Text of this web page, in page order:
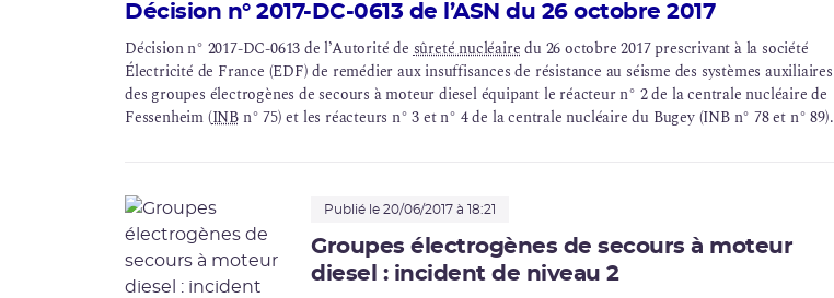
Décision n° 2017-DC-0613 de l’ASN du 26 octobre 2017
Décision n° 2017-DC-0613 de l’Autorité desûreté nucléairedu 26 octobre 2017 prescrivant à la société
Électricité de France (EDF) de remédier aux insuffisances de résistance au séisme des systèmes auxiliaires
des groupes électrogènes de secours à moteur diesel équipant le réacteur n° 2 de la centrale nucléaire de
Fessenheim (INBn° 75) et les réacteurs n° 3 et n° 4 de la centrale nucléaire du Bugey (INB n° 78 et n° 89).
Publié le 20/06/2017 à 18:21
Groupes électrogènes de secours à moteur
diesel : incident de niveau 2